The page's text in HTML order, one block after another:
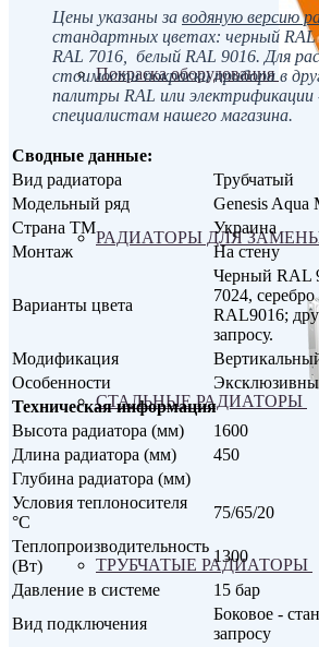
Покраска оборудования
РАДИАТОРЫ ДЛЯ
СТАЛЬНЫЕ РАДИАТОРЫ
ТРУБЧАТЫЕ РАДИАТОРЫ
Цены указаны за водяную версию
стандартных цветах: черный
RAL 7016 , белый RAL 9016. Для
стоимости покраски прибора в
палитры RAL или
специалистам нашего магазина.
Сводные данные:
Вид радиатора
Трубчатый
Модельный ряд
Genesis Aqua
Страна ТМ
Украина
Монтаж
На стену
Варианты цвета
Черный RAL
7024,
RAL9016;
запросу.
Модификация
Особенности
Техническая информация
Высота радиатора (мм)
1600
Длина радиатора (мм)
450
Глубина радиатора (мм)
Условия теплоносителя
°С
75/65/20
Теплопроизводительность
(Вт)
1300
Давление в системе
15 бар
Вид подключения
Боковое -
запросу